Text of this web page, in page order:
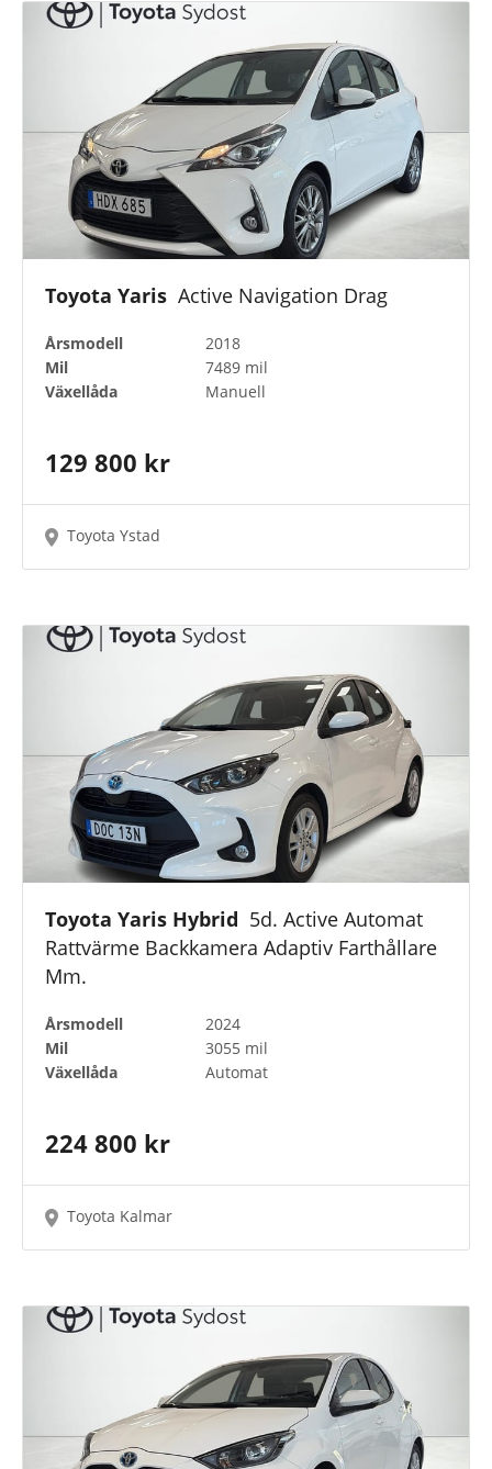
Pris
Motortyp
Drivmedel
Anläggning
Färger
Toyota Approved Used
Toyota Yaris Active Navigation Drag
Årsmodell
2018
Mil
7489 mil
Växellåda
Manuell
129 800 kr
Toyota Ystad
Toyota Yaris Hybrid 5d. Active Automat
Rattvärme Backkamera Adaptiv Farthållare
Mm.
Årsmodell
2024
Mil
3055 mil
Växellåda
Automat
224 800 kr
Toyota Kalmar